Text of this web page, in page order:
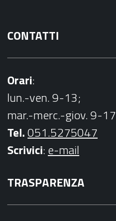
CONTATTI
Orari:
lun.-ven. 9-13;
mar.-merc.-giov. 9-17
Tel.051.5275047
Scrivici:e-mail
TRASPARENZA